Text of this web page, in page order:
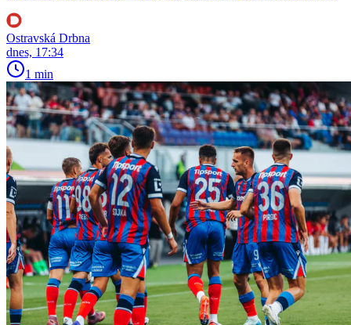
Ostravská Drbna
dnes, 17:34
1 min